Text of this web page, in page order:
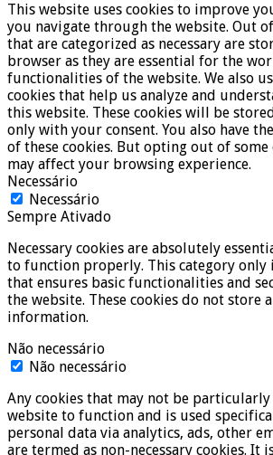
This website uses cookies to improve
you navigate through the website. Out
that are categorized as necessary are
browser as they are essential for the
functionalities of the website. We also
cookies that help us analyze and
this website. These cookies will be
only with your consent. You also have
of these cookies. But opting out of some
may affect your browsing experience.
Necessário
Necessário
Sempre Ativado
Necessary cookies are absolutely
to function properly. This category only
that ensures basic functionalities and
the website. These cookies do not store
information.
Não necessário
Não necessário
Any cookies that may not be particularly
website to function and is used
personal data via analytics, ads, other
are termed as non-necessary cookies. It